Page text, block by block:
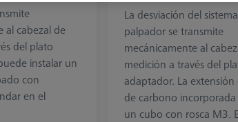
al cabezal de
del plato
instalar un
con
en el
La desviación del
palpador se transmite
mecánicamente al
medición a través del
adaptador. La extensión
de carbono
un cubo con rosca M3.